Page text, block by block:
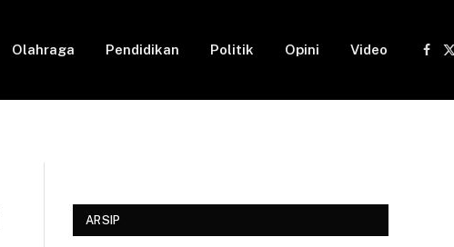
Olahraga Pendidikan Politik Opini Video
ARSIP